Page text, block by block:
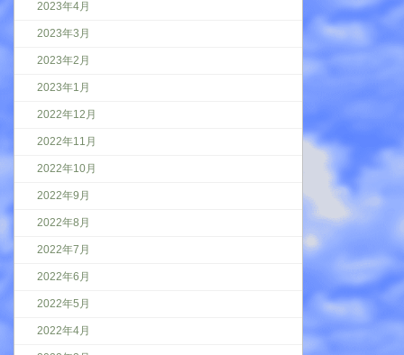
2023年4月
2023年3月
2023年2月
2023年1月
2022年12月
2022年11月
2022年10月
2022年9月
2022年8月
2022年7月
2022年6月
2022年5月
2022年4月